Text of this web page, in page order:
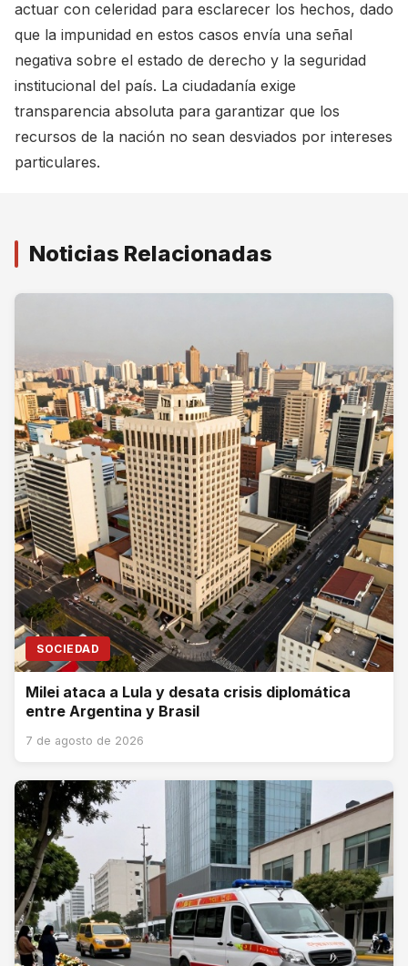
actuar con celeridad para esclarecer los hechos, dado
que la impunidad en estos casos envía una señal
negativa sobre el estado de derecho y la seguridad
institucional del país. La ciudadanía exige
transparencia absoluta para garantizar que los
recursos de la nación no sean desviados por intereses
particulares.
Noticias Relacionadas
SOCIEDAD
Milei ataca a Lula y desata crisis diplomática
entre Argentina y Brasil
7 de agosto de 2026